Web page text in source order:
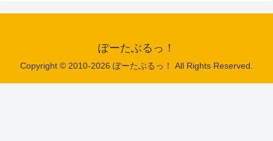
ぽーたぶるっ！
Copyright © 2010-2026 ぽーたぶるっ！ All Rights Reserved.